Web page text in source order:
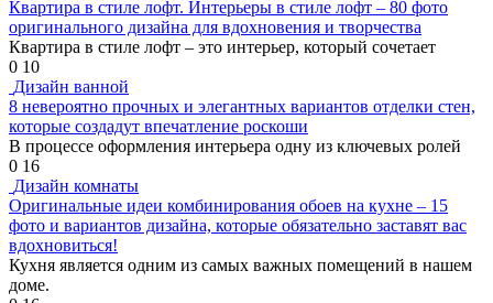
Квартира в стиле лофт. Интерьеры в стиле лофт – 80 фото
оригинального дизайна для вдохновения и творчества
Квартира в стиле лофт – это интерьер, который сочетает
0 10
Дизайн ванной
8 невероятно прочных и элегантных вариантов отделки стен,
которые создадут впечатление роскоши
В процессе оформления интерьера одну из ключевых ролей
0 16
Дизайн комнаты
Оригинальные идеи комбинирования обоев на кухне – 15
фото и вариантов дизайна, которые обязательно заставят вас
вдохновиться!
Кухня является одним из самых важных помещений в нашем
доме.